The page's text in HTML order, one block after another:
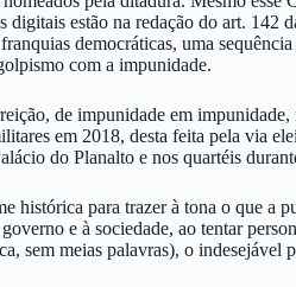
estão na redação do art.
democráticas, uma
com a impunidade.
de impunidade em
em 2018, desta feita pela via
do Planalto e nos quartéis
histórica para trazer à tona o que
e à sociedade, ao tentar
sem meias palavras), o